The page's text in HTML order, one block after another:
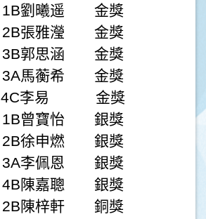
1B劉曦遥 金獎
2B張雅瀅 金獎
3B郭思涵 金獎
3A馬蘅希 金獎
4C李易 金獎
1B曾寶怡 銀獎
2B徐申燃 銀獎
3A李佩恩 銀獎
4B陳嘉聰 銀獎
2B陳梓軒 銅獎